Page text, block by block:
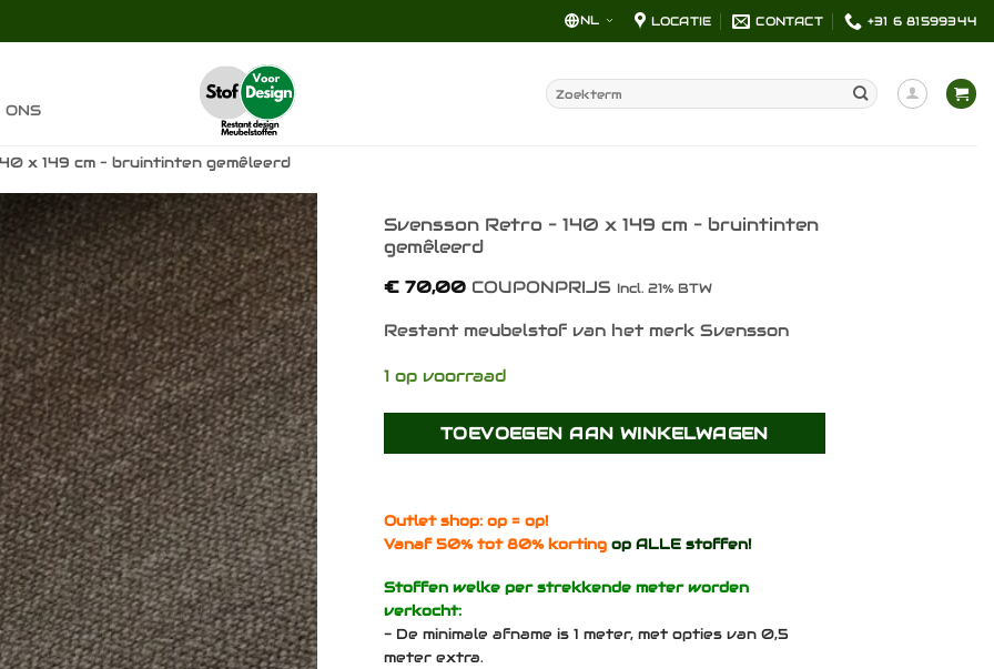
NL LOCATIE CONTACT +31 6 81599344
ONS
Zoeken
naar:
x 149 cm – bruintinten gemêleerd
Toevoegen
aan
verlanglijst
Svensson Retro – 140 x 149 cm – bruintinten
gemêleerd
€70,00COUPONPRIJS Incl. 21% BTW
Restant meubelstof van het merk Svensson
1 op voorraad
TOEVOEGEN AAN WINKELWAGEN
Outlet shop: op = op!
Vanaf 50% tot 80% korting op ALLE stoffen!
Stoffen welke per strekkende meter worden
verkocht:
- De minimale afname is 1 meter, met opties van 0,5
meter extra.